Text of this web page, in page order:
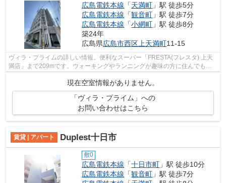
広島電鉄本線 「天満町 」駅 徒歩5分
広島電鉄本線 「観音町 」駅 徒歩7分
広島電鉄本線 「小網町 」駅 徒歩8分
築24年
広島県広島市西区上天満町11-15
ヴィラ・プライムの詳しい情報。便利なスーパー「FRESTA(フレスタ) 上天
満店」まで209mです。ウォーキングやランニングが趣味の方に住んでもら
現在空室情報がありません。
「ヴィラ・プライム」への
お問い合わせはこちら
賃貸 | アパート Duplest十日市
敷0
広島電鉄本線 「十日市町 」駅 徒歩10分
広島電鉄本線 「観音町 」駅 徒歩7分